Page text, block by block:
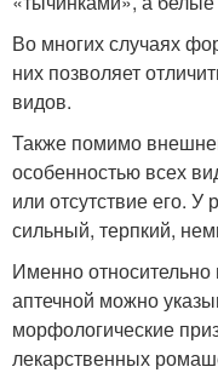
Во многих случаях
них позволяет
видов.
Также помимо
особенностью всех
или отсутствие его.
сильный, терпкий,
Именно
аптечной можно
морфологические
лекарственных